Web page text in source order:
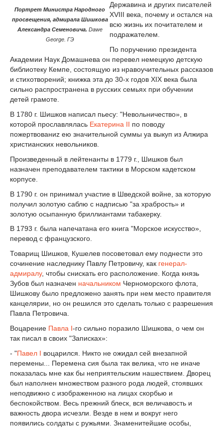
Портрет Министра Народного
просвещения, адмирала Шишкова
Александра Семеновича. Dawe
George. ГЭ
Державина и других писателей
XVIII века, почему и остался на
всю жизнь их почитателем и
подражателем.
По поручению президента
Академии Наук Домашнева он перевел немецкую детскую
библиотеку Кемпе, состоящую из нравоучительных рассказов
и стихотворений; книжка эта до 30-х годов XIX века была
сильно распространена в русских семьях при обучении
детей грамоте.
В 1780 г. Шишков написал пьесу: "Невольничество», в
которой прославлялась Екатерина II по поводу
пожертвованиz ею значительной суммы yа выкуп из Алжира
христианских невольников.
Произведенный в лейтенанты в 1779 г., Шишков был
назначен преподавателем тактики в Морском кадетском
корпусе.
В 1790 г. он принимал участие в Шведской войне, за которую
получил золотую саблю с надписью "за храбрость» и
золотую осыпанную бриллиантами табакерку.
В 1793 г. была напечатана его книга "Морское искусство»,
перевод с французского.
Товарищ Шишков, Кушелев посоветовал ему поднести это
сочинение наследнику Павлу Петровичу, как генерал-
адмиралу, чтобы снискать его расположение. Когда князь
Зубов был назначен начальником Черноморского флота,
Шишкову было предложено занять при нем место правителя
канцелярии, но он решился это сделать только с разрешения
Павла Петровича.
Воцарение Павла I-го сильно поразило Шишкова, о чем он
так писал в своих "Записках»:
- "Павел I воцарился. Никто не ожидал сей внезапной
перемены... Перемена сия была так велика, что не иначе
показалась мне как бы неприятельским нашествием. Дворец
был наполнен множеством разного рода людей, стоявших
неподвижно с изображенною на лицах скорбью и
беспокойством. Весь прежний блеск, вся величавость и
важность двора исчезли. Везде в нем и вокруг него
появились солдаты с ружьями. Знаменитейшие особы,